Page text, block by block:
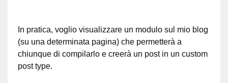
In pratica, voglio visualizzare un modulo sul mio blog
(su una determinata pagina) che permetterà a
chiunque di compilarlo e creerà un post in un custom
post type.